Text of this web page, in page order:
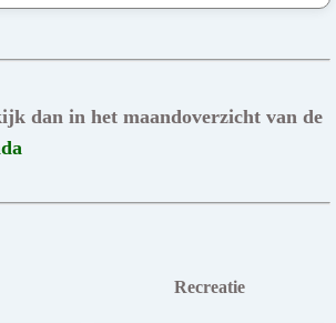
dan in het maandoverzicht van de
Recreatie